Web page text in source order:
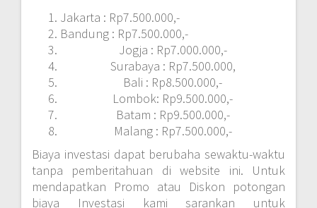
Jakarta : Rp7.500.000,-
Bandung : Rp7.500.000,-
Jogja : Rp7.000.000,-
Surabaya : Rp7.500.000,
Bali : Rp8.500.000,-
Lombok: Rp9.500.000,-
Batam : Rp9.500.000,-
Malang : Rp7.500.000,-
Biaya investasi dapat berubaha sewaktu-waktu
tanpa pemberitahuan di website ini. Untuk
mendapatkan Promo atau Diskon potongan
biaya Investasi kami sarankan untuk